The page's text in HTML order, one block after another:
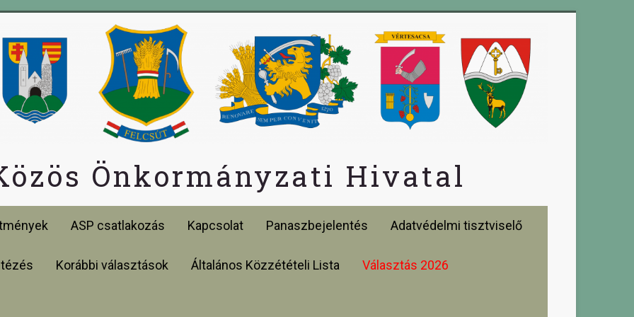
Önkormányzati Hivatal
ASP csatlakozás Kapcsolat Panaszbejelentés Adatvédelmi tisztviselő
Korábbi választások Általános Közzétételi Lista Választás 2026